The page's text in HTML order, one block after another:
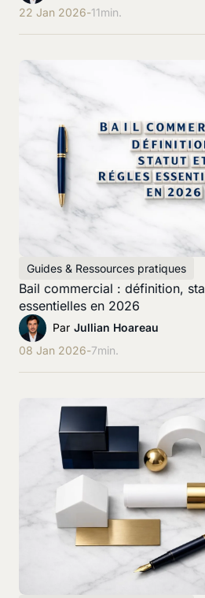
22 Jan 2026-11min.
Guides & Ressources pratiques
Bail commercial : définition,
essentielles en 2026
Par Jullian Hoareau
08 Jan 2026-7min.